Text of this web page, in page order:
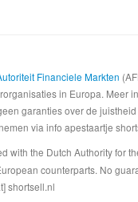
Financiele Markten
in Europa.
garanties over de
via info apestaartje
with the Dutch Authority for
counterparts. No
shortsell.nl